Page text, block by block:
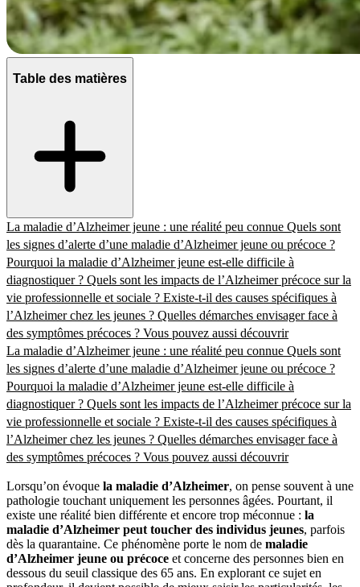
Table des matières
La maladie d’Alzheimer jeune : une réalité peu connue Quels sont
les signes d’alerte d’une maladie d’Alzheimer jeune ou précoce ?
Pourquoi la maladie d’Alzheimer jeune est-elle difficile à
diagnostiquer ? Quels sont les impacts de l’Alzheimer précoce sur la
vie professionnelle et sociale ? Existe-t-il des causes spécifiques à
l’Alzheimer chez les jeunes ? Quelles démarches envisager face à
des symptômes précoces ? Vous pouvez aussi découvrir
La maladie d’Alzheimer jeune : une réalité peu connue Quels sont
les signes d’alerte d’une maladie d’Alzheimer jeune ou précoce ?
Pourquoi la maladie d’Alzheimer jeune est-elle difficile à
diagnostiquer ? Quels sont les impacts de l’Alzheimer précoce sur la
vie professionnelle et sociale ? Existe-t-il des causes spécifiques à
l’Alzheimer chez les jeunes ? Quelles démarches envisager face à
des symptômes précoces ? Vous pouvez aussi découvrir
Lorsqu’on évoque la maladie d’Alzheimer, on pense souvent à une
pathologie touchant uniquement les personnes âgées. Pourtant, il
existe une réalité bien différente et encore trop méconnue : la
maladie d’Alzheimer peut toucher des individus jeunes, parfois
dès la quarantaine. Ce phénomène porte le nom de maladie
d’Alzheimer jeune ou précoce et concerne des personnes bien en
dessous du seuil classique des 65 ans. En explorant ce sujet en